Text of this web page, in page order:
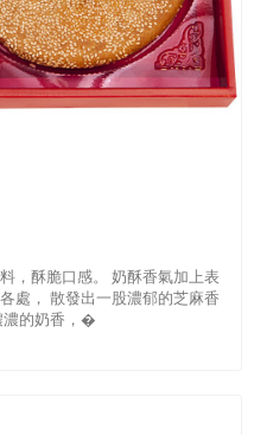
，酥脆口感。 奶酥香氣加上表
處， 散發出一股濃郁的芝麻香
濃的奶香，�